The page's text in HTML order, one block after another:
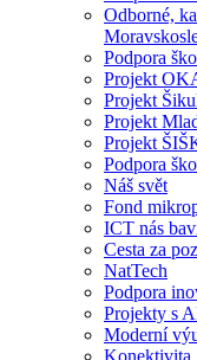
Odborné,
Podpora
Projekt
Projekt
Projekt
Projekt
Podpora
Náš svět
Fond
ICT nás
Cesta za
NatTech
Podpora
Projekty s
Moderní
Konektivita